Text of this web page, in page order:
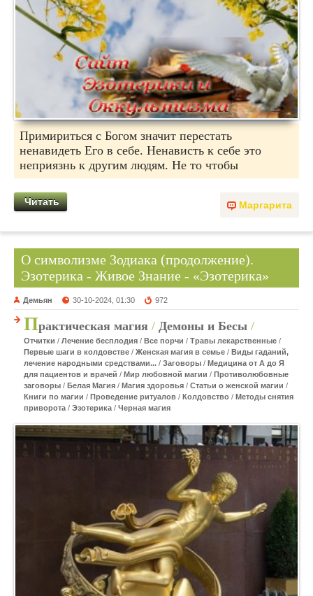
Примириться с Богом значит перестать
ненавидеть Его в себе. Ненависть к себе это
неприязнь к другим людям. Не то чтобы
Маргарита
Читать
О символизме Зодиака (продолжение).
Эзотерика - Живое Знание - «Эзотерика»
Демьян 30-10-2024, 01:30 972
Практическая магия / Демоны и Бесы /
Отчитки / Лечение бесплодия / Все порчи / Травы лекарственные /
Первые шаги в колдовстве / Женская магия в семье / Виды гаданий,
лечение народными средствами... / Заговоры / Медицина от А до Я
для пациентов и врачей / Мир любовной магии / Противолюбовные
заговоры / Белая Магия / Магия здоровья / Статьи о женской магии /
Книги по магии / Проведение ритуалов / Колдовство / Методы снятия
приворота / Эзотерика / Черная магия